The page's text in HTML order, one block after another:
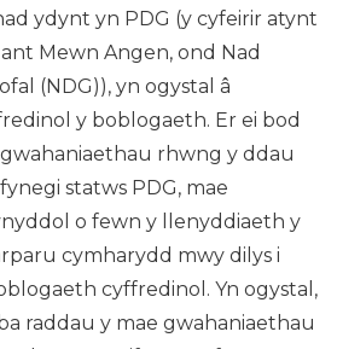
ydynt yn PDG (y cyfeirir atynt
Mewn Angen, ond Nad
(NDG)), yn ogystal â
y boblogaeth. Er ei bod
rhwng y ddau
statws PDG, mae
o fewn y llenyddiaeth y
cymharydd mwy dilys i
cyffredinol. Yn ogystal,
raddau y mae gwahaniaethau